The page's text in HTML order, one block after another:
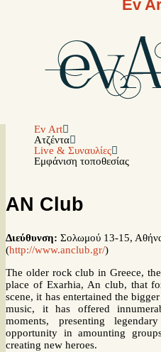
Ev
Ev Art
Ατζέντα
Live & Συναυλίες
Εμφάνιση τοποθεσίας
AN Club
Διεύθυνση: Σολωμού 13-15,
(http://www.anclub.gr/)
The older rock club in Greece,
place of Exarhia, An club, that
scene, it has entertained the
music, it has offered
moments, presenting
opportunity in amounting
creating new heroes.